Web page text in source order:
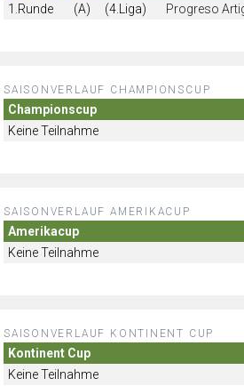
1.Runde
(A) (4.Liga) Progreso
SAISONVERLAUF CHAMPIONSCUP
Championscup
Keine Teilnahme
SAISONVERLAUF AMERIKACUP
Amerikacup
Keine Teilnahme
SAISONVERLAUF KONTINENT CUP
Kontinent Cup
Keine Teilnahme